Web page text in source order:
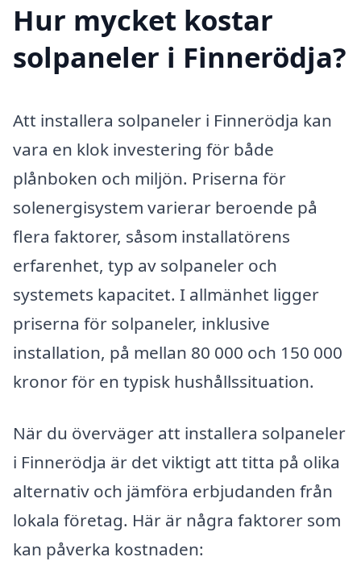
Hur mycket kostar
solpaneler i Finnerödja?
Att installera solpaneler i Finnerödja kan
vara en klok investering för både
plånboken och miljön. Priserna för
solenergisystem varierar beroende på
flera faktorer, såsom installatörens
erfarenhet, typ av solpaneler och
systemets kapacitet. I allmänhet ligger
priserna för solpaneler, inklusive
installation, på mellan 80 000 och 150 000
kronor för en typisk hushållssituation.
När du överväger att installera solpaneler
i Finnerödja är det viktigt att titta på olika
alternativ och jämföra erbjudanden från
lokala företag. Här är några faktorer som
kan påverka kostnaden: